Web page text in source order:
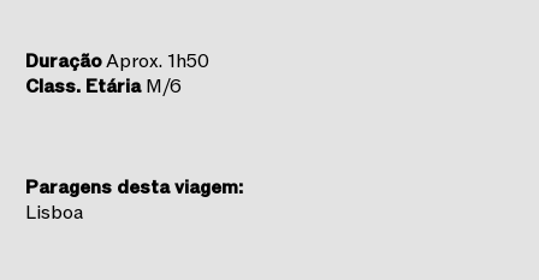
DuraçãoAprox. 1h50
Class. EtáriaM/6
Paragens desta viagem:
Lisboa